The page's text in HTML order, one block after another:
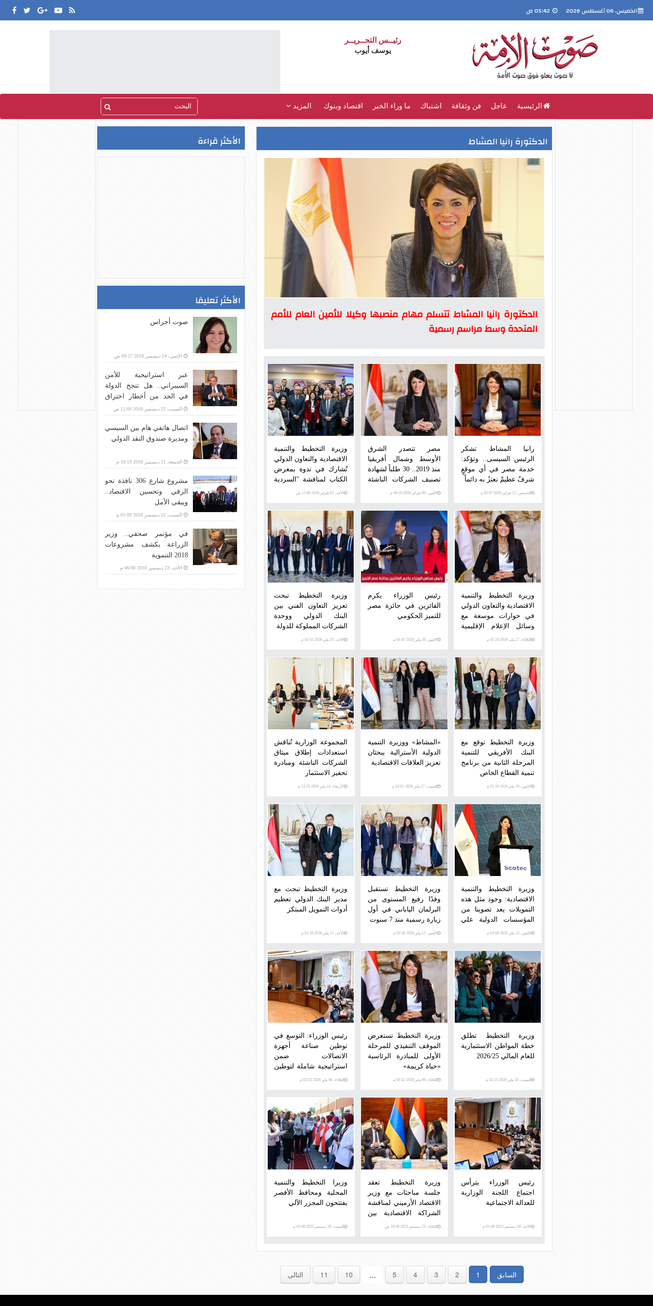
الخميس، 06 أغسطس 2026
رئيــس التحــريــر
يوسف أيوب
الرئيسية عاجل فن وثقافة اشتباك ما وراء الخبر اقتصاد وبنوك المزيد
الدكتورة رانيا المشاط
الدكتورة رانيا المشاط تتسلم مهام منصبها وكيلا للأمين العام للأمم
المتحدة وسط مراسم رسمية
رانيا المشاط تشكر
الرئيس السيسى.. وتؤكد:
خدمة مصر في أي موقعٍ
شرفٌ عظيمٌ نعتزُ به دائماً
الخميس، 12 فبراير 2026 02:47 م
مصر تتصدر الشرق
الأوسط وشمال أفريقيا
منذ 2019.. 30 طلباً لشهادة
تصنيف الشركات الناشئة
في أقل من 48 ساعةً من
الإثنين، 09 فبراير 2026 06:10 م
وزيرة التخطيط والتنمية
الاقتصادية والتعاون الدولي
تُشارك في ندوة بمعرض
الكتاب لمناقشة "السردية
الوطنية للتنمية الشاملة"
الأحد، 01 فبراير 2026 11:00 ص
وزيرة التخطيط والتنمية
الاقتصادية والتعاون الدولي
في حوارات موسعة مع
وسائل الإعلام الإقليمية
خلال منتدى "دافوس"
الثلاثاء، 27 يناير 2026 01:24 م
رئيس الوزراء يكرم
الفائزين في جائزة مصر
للتميز الحكومي
الإثنين، 26 يناير 2026 01:47 م
وزيرة التخطيط تبحث
تعزيز التعاون الفني بين
البنك الدولي ووحدة
الشركات المملوكة للدولة
الأحد، 25 يناير 2026 02:41 م
وزيرة التخطيط توقع مع
البنك الأفريقي للتنمية
المرحلة الثانية من برنامج
تنمية القطاع الخاص
الإثنين، 19 يناير 2026 01:10 م
«المشاط» ووزيرة التنمية
الدولية الأسترالية يبحثان
تعزيز العلاقات الاقتصادية
السبت، 17 يناير 2026 02:01 م
المجموعة الوزارية تُناقش
استعدادات إطلاق ميثاق
الشركات الناشئة ومبادرة
تحفيز الاستثمار
الأربعاء، 14 يناير 2026 12:33 م
وزيرة التخطيط والتنمية
الاقتصادية: وجود مثل هذه
التمويلات يعد تصويتا من
المؤسسات الدولية علي
مستقبل مصر الاقتصادي
الإثنين، 12 يناير 2026 03:08 م
وزيرة التخطيط تستقبل
وفدًا رفيع المستوى من
البرلمان الياباني في أول
زيارة رسمية منذ 7 سنوت
الإثنين، 12 يناير 2026 02:36 م
وزيرة التخطيط تبحث مع
مدير البنك الدولي تعظيم
أدوات التمويل المبتكر
الأحد، 11 يناير 2026 01:10 م
وزيرة التخطيط تطلق
خطة المواطن الاستثمارية
للعام المالي 2026/25
السبت، 10 يناير 2026 02:21 م
وزيرة التخطيط تستعرض
الموقف التنفيذي للمرحلة
الأولى للمبادرة الرئاسية
«حياة كريمة»
الثلاثاء، 06 يناير 2026 02:42 م
رئيس الوزراء: التوسع في
توطين صناعة أجهزة
الاتصالات ضمن
استراتيجية شاملة لتوطين
مختلف الصناعات
الثلاثاء، 06 يناير 2026 02:32 م
رئيس الوزراء يترأس
اجتماع اللجنة الوزارية
للعدالة الاجتماعية
الأحد، 28 ديسمبر 2025 01:49 م
وزيرة التخطيط تعقد
جلسة مباحثات مع وزير
الاقتصاد الأرميني لمناقشة
الشراكة الاقتصادية بين
البلدين
الثلاثاء، 23 ديسمبر 2025 10:30 ص
وزيرا التخطيط والتنمية
المحلية ومحافظ الأقصر
يفتتحون المجزر الآلي
السبت، 20 ديسمبر 2025 02:00 م
السابق 1
2
3
4
5
…
10
11 التالى
الأكثر قراءة
الأكثر تعليقا
صوت أجراس
الإثنين، 24 ديسمبر 2018 09:27 ص
عبر استراتيجية للأمن
السيبراني.. هل تنجح الدولة
في الحد من أخطار اختراق
بنية الاتصالات؟
السبت، 22 ديسمبر 2018 12:00 ص
اتصال هاتفي هام بين السيسي
ومديرة صندوق النقد الدولي
الجمعة، 21 ديسمبر 2018 10:19 م
مشروع شارع 306 نافذة نحو
الرقي وتحسين الاقتصاد..
ويبقى الأمل
السبت، 22 ديسمبر 2018 01:00 م
في مؤتمر صحفي.. وزير
الزراعة يكشف مشروعات
2018 التنموية
الأحد، 23 ديسمبر 2018 06:00 م